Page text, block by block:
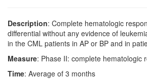
Description: Complete hematologic
differential without any evidence of
in the CML patients in AP or BP and in
Measure: Phase II: complete hematologic
Time: Average of 3 months